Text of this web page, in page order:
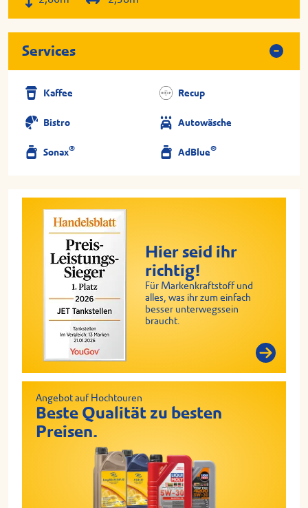
Services
Kaffee Recup
Bistro Autowäsche
Sonax® AdBlue®
Hier seid ihr
richtig!
Für Markenkraftstoff und
alles, was ihr zum einfach
besser unterwegssein
braucht.
Angebot auf Hochtouren
Beste Qualität zu besten
Preisen.